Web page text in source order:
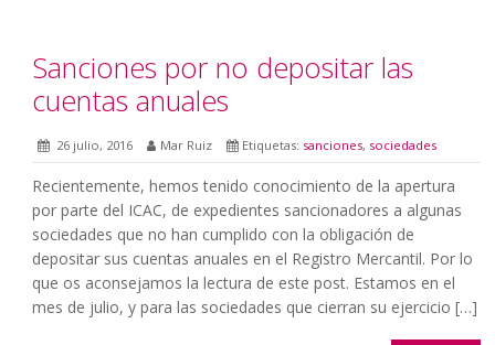
Sanciones por no depositar las
cuentas anuales
26 julio, 2016 Mar Ruiz Etiquetas: sanciones, sociedades
Recientemente, hemos tenido conocimiento de la apertura
por parte del ICAC, de expedientes sancionadores a algunas
sociedades que no han cumplido con la obligación de
depositar sus cuentas anuales en el Registro Mercantil. Por lo
que os aconsejamos la lectura de este post. Estamos en el
mes de julio, y para las sociedades que cierran su ejercicio […]